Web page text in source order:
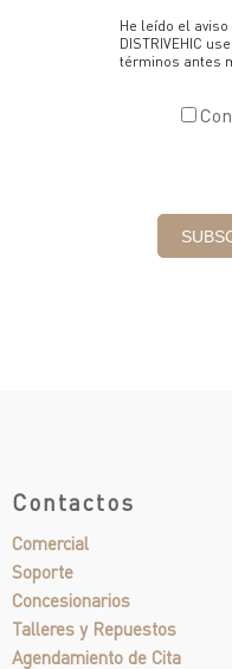
He leído el
DISTRIVEHIC
términos antes
Contactos
Comercial
Soporte
Concesionarios
Talleres y Repuestos
Agendamiento de Cita